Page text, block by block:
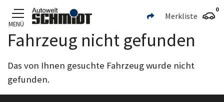
Zum Hauptinhalt
MENÜ
Merkliste
0
Fahrzeug nicht gefunden
Das von Ihnen gesuchte Fahrzeug wurde nicht
gefunden.